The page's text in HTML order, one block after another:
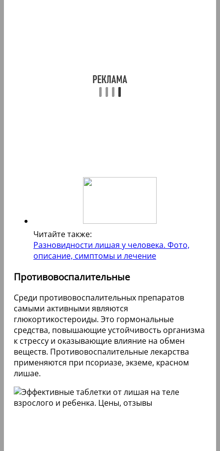
Читайте также:
Разновидности лишая у человека. Фото,
описание, симптомы и лечение
Противовоспалительные
Среди противовоспалительных препаратов
самыми активными являются
глюкортикостероиды. Это гормональные
средства, повышающие устойчивость организма
к стрессу и оказывающие влияние на обмен
веществ. Противовоспалительные лекарства
применяются при псориазе, экземе, красном
лишае.